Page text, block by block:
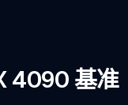
4090 基准